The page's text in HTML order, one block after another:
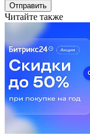
Отправить
Читайте также